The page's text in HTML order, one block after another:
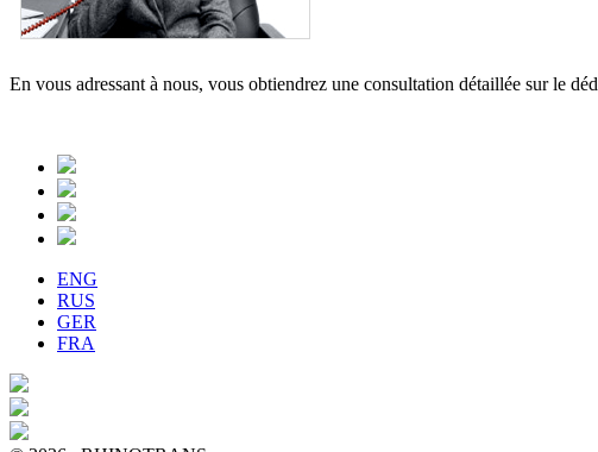
En vous adressant à nous, vous obtiendrez une consultation détaillée sur le
ENG
RUS
GER
FRA